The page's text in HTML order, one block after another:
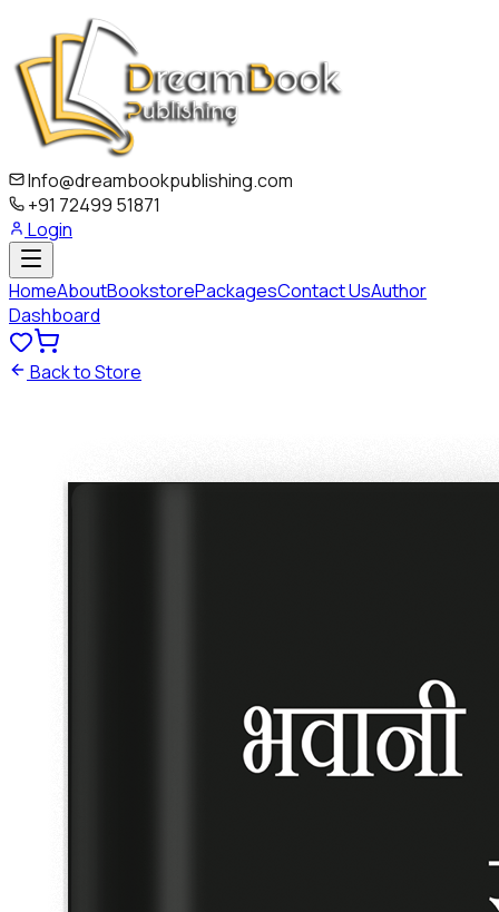
Info@dreambookpublishing.com
+91 72499 51871
Login
HomeAboutBookstorePackagesContact UsAuthor
Dashboard
Back to Store